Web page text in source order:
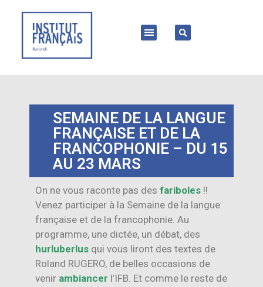
SEMAINE DE LA LANGUE
FRANÇAISE ET DE LA
FRANCOPHONIE – DU 15
AU 23 MARS
On ne vous raconte pas des fariboles !!
Venez participer à la Semaine de la langue
française et de la francophonie. Au
programme, une dictée, un débat, des
hurluberlus qui vous liront des textes de
Roland RUGERO, de belles occasions de
venir ambiancer l’IFB. Et comme le reste de